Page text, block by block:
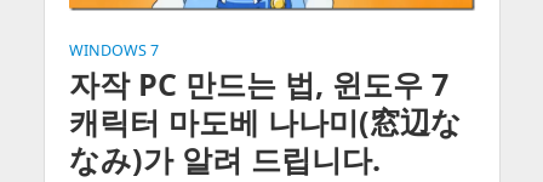
WINDOWS 7
자작 PC 만드는 법, 윈도우 7
캐릭터 마도베 나나미(窓辺な
なみ)가 알려 드립니다.